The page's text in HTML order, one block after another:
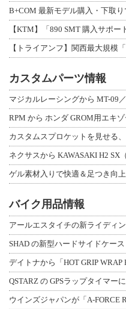
【KTM】「890 SMT 購入サポ
カスタムパーツ情報
ネクサスから KAWASAKI H2 SX
バイク用品情報
SHAD の新型ハードサイドケー
デイトナから「HOT GRIP
QSTARZ の GPSラップタイマー
ウインズジャパンが「A-FORCE